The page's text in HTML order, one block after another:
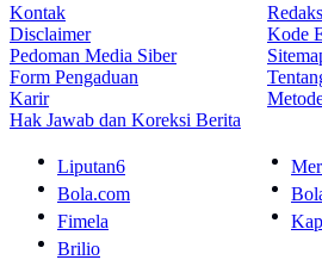
Kontak
Disclaimer
Kode
Pedoman Media Siber
Form Pengaduan
Karir
Hak Jawab dan Koreksi Berita
Liputan6
Bola.com
Fimela
Brilio